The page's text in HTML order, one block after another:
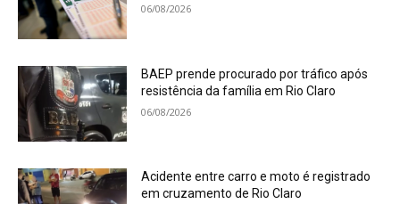
06/08/2026
BAEP prende procurado por tráfico após
resistência da família em Rio Claro
06/08/2026
Acidente entre carro e moto é registrado
em cruzamento de Rio Claro